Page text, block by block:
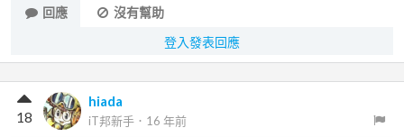
回應
沒有幫助
登入發表回應
hiada
iT邦新手 ． 16 年前
18